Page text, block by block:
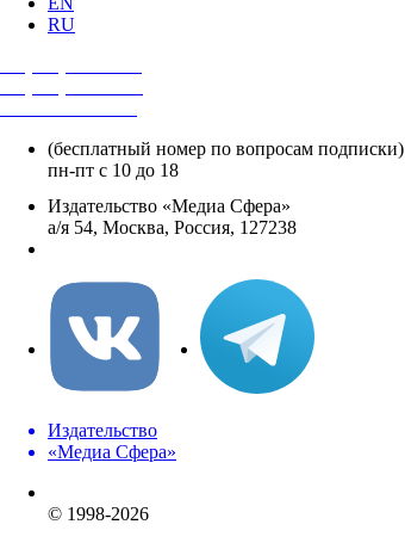
RU
(бесплатный номер по вопросам подписки)
пн-пт с 10 до 18
Издательство «Медиа Сфера»
а/я 54, Москва, Россия, 127238
Издательство
«Медиа Сфера»
© 1998-2026